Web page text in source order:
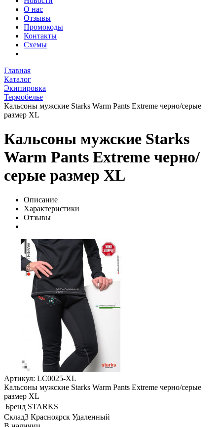
О нас
Отзывы
Промокоды
Контакты
Схемы
Главная
Каталог
Экипировка
Термобелье
Кальсоны мужские Starks Warm Pants Extreme черно/серые
размер XL
Кальсоны мужские Starks
Warm Pants Extreme черно/
серые размер XL
Описание
Характеристики
Отзывы
Артикул: LC0025-XL
Кальсоны мужские Starks Warm Pants Extreme черно/серые
размер XL
Бренд STARKS
Склад3 Красноярск Удаленный